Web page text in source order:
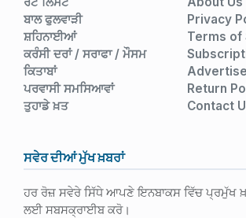
ਬਾਲ ਫੁਲਵਾੜੀ
ਸ਼ਹਿਨਾਈਆਂ
ਕਰੰਸੀ ਦਰਾਂ / ਸਰਾਫਾ / ਮੌਸਮ
ਕਿਤਾਬਾਂ
ਪਰਵਾਸੀ ਸਮਸਿਆਵਾਂ
ਤੁਹਾਡੇ ਖ਼ਤ
Privacy
Terms of
Advertise
Return
Contact
ਸਵੇਰ ਦੀਆਂ ਮੁੱਖ ਖ਼ਬਰਾਂ
ਹਰ ਰੋਜ਼ ਸਵੇਰੇ ਸਿੱਧੇ ਆਪਣੇ ਇਨਬਾਕਸ ਵਿੱਚ ਪ੍ਰਮੁੱਖ
ਲਈ ਸਬਸਕ੍ਰਾਈਬ ਕਰੋ।